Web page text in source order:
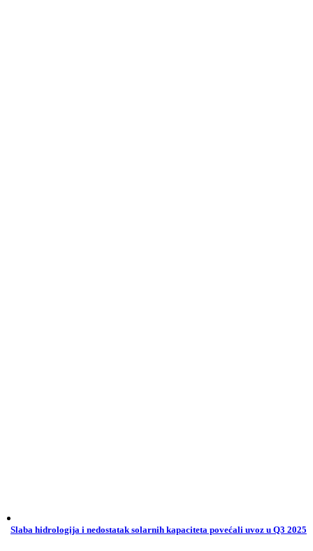
Slaba hidrologija i nedostatak solarnih kapaciteta povećali uvoz u Q3 2025